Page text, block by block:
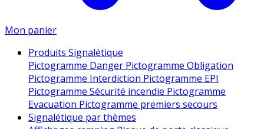
Mon panier
Produits Signalétique
Pictogramme Danger Pictogramme Obligation
Pictogramme Interdiction Pictogramme EPI
Pictogramme Sécurité incendie Pictogramme
Evacuation Pictogramme premiers secours
Signalétique par thèmes